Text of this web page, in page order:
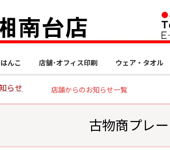
んこ 店舗･オフィス印刷 ウェア・タオル
らせ 店舗からのお知らせ一覧
古物商プレ